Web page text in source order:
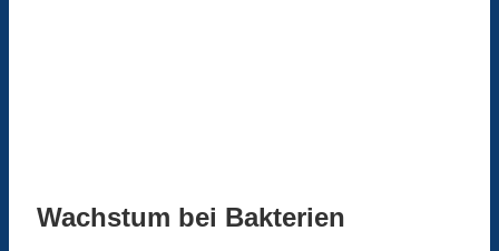
Wachstum bei Bakterien